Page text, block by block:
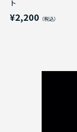
ト
¥2,200